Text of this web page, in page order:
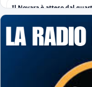
Il Novara è atteso dal
Mercoledì a Chiavari. Tra
Orari Biglietteria "Silvio
L'Editoriale Azzurro
a cura di Massimo Barbero